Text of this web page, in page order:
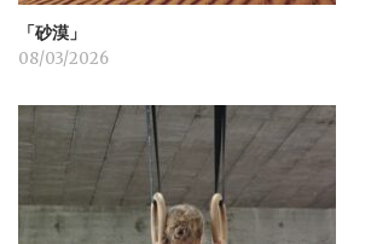
「砂漠」
08/03/2026